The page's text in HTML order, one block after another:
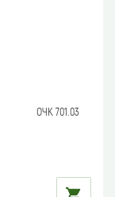
ОЧК 701.03